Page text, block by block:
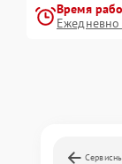
Время